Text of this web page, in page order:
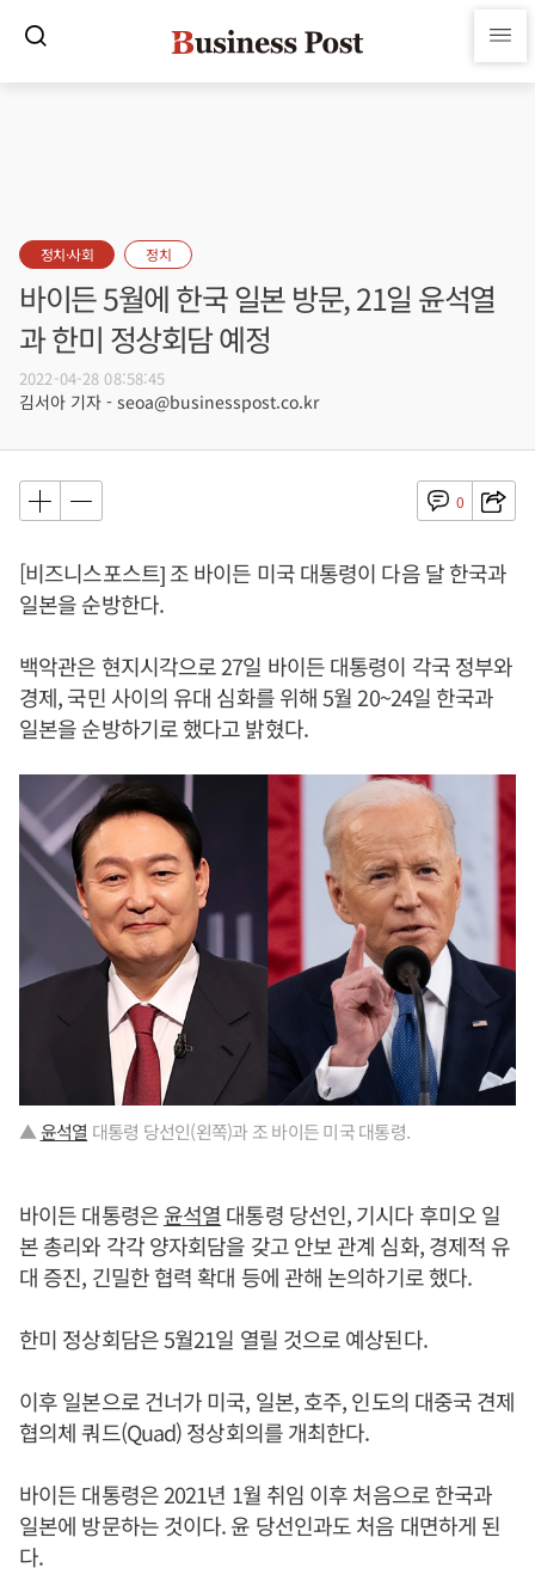
정치·사회 정치
바이든 5월에 한국 일본 방문, 21일 윤석열
과 한미 정상회담 예정
2022-04-28 08:58:45
김서아 기자 - seoa@businesspost.co.kr
0
[비즈니스포스트] 조 바이든 미국 대통령이 다음 달 한국과
일본을 순방한다.
백악관은 현지시각으로 27일 바이든 대통령이 각국 정부와
경제, 국민 사이의 유대 심화를 위해 5월 20~24일 한국과
일본을 순방하기로 했다고 밝혔다.
▲윤석열 대통령 당선인(왼쪽)과 조 바이든 미국 대통령.
바이든 대통령은윤석열 대통령 당선인, 기시다 후미오 일
본 총리와 각각 양자회담을 갖고 안보 관계 심화, 경제적 유
대 증진, 긴밀한 협력 확대 등에 관해 논의하기로 했다.
한미 정상회담은 5월21일 열릴 것으로 예상된다.
이후 일본으로 건너가 미국, 일본, 호주, 인도의 대중국 견제
협의체 쿼드(Quad) 정상회의를 개최한다.
바이든 대통령은 2021년 1월 취임 이후 처음으로 한국과
일본에 방문하는 것이다. 윤 당선인과도 처음 대면하게 된
다.